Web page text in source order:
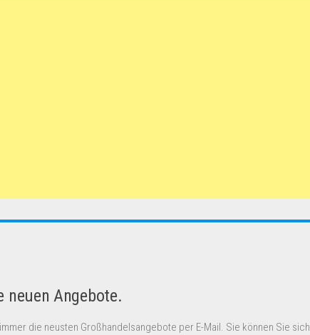
neuen Angebote.
die neusten Großhandelsangebote per E-Mail. Sie können Sie sich